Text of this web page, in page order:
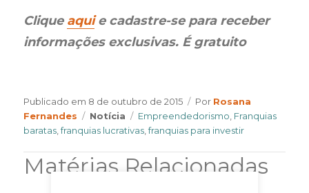
Clique aquie cadastre-se para receber
informações exclusivas. É gratuito
Publicado em 8 de outubro de 2015 Por Author
Rosana
Fernandes
Categories
Notícia Tags
Empreendedorismo Franquias
baratas ,franquias lucrativas ,franquias para investir
Matérias Relacionadas